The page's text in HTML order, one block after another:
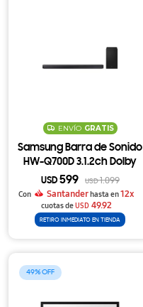
ENVÍO GRATIS
Samsung Barra de Sonido
HW-Q700D 3.1.2ch Dolby
Atmos con Subwoofer
Inalámbrico
USD 599 USD1.099
Con
Santanderhasta en12x
cuotas deUSD 49.92
RETIRO INMEDIATO EN TIENDA
49